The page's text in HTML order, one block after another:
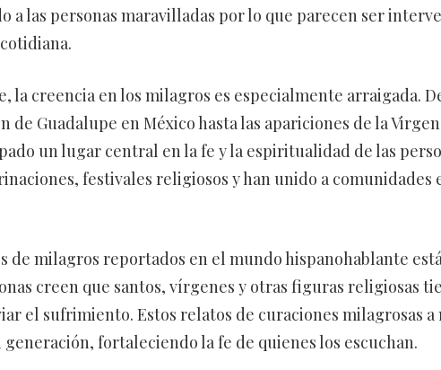
a las personas maravilladas por lo que parecen ser
la creencia en los milagros es especialmente arraigada.
de Guadalupe en México hasta las apariciones de la
un lugar central en la fe y la espiritualidad de las
festivales religiosos y han unido a comunidades
de milagros reportados en el mundo hispanohablante
creen que santos, vírgenes y otras figuras religiosas
el sufrimiento. Estos relatos de curaciones milagrosas a
fortaleciendo la fe de quienes los escuchan.